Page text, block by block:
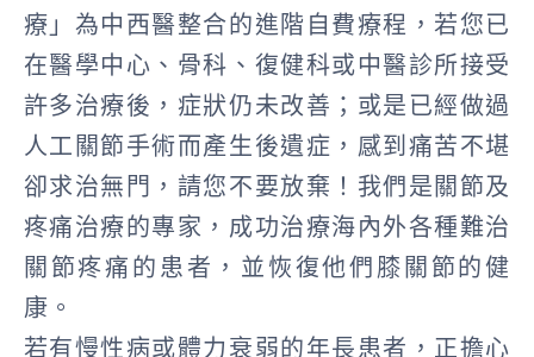
療」為中西醫整合的進階自費療程，若您已
在醫學中心、骨科、復健科或中醫診所接受
許多治療後，症狀仍未改善；或是已經做過
人工關節手術而產生後遺症，感到痛苦不堪
卻求治無門，請您不要放棄！我們是關節及
疼痛治療的專家，成功治療海內外各種難治
關節疼痛的患者，並恢復他們膝關節的健
康。
若有慢性病或體力衰弱的年長患者，正擔心